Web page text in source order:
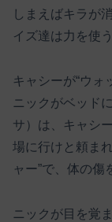
しまえばキラが
イズ達は力を使
キャシーが“ウォ
ニックがベッド
サ）は、キャシ
場に行けと頼ま
ャー”で、体の傷
ニックが目を覚